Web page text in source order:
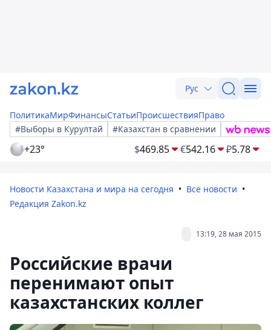
Рус
ПолитикаМирФинансыСтатьиПроисшествияПраво
#Выборы в Курултай
#Казахстан в сравнении
+23° $469.85 €542.16 ₽5.78
Новости Казахстана и мира на сегодня
Все новости
Редакция Zakon.kz
13:19, 28 мая 2015
Российские врачи
перенимают опыт
казахстанских коллег